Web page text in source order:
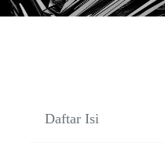
Daftar Isi